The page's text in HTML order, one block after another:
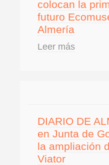
colocan la
futuro
Almería
Leer más
DIARIO DE
en Junta de
la ampliación
Viator